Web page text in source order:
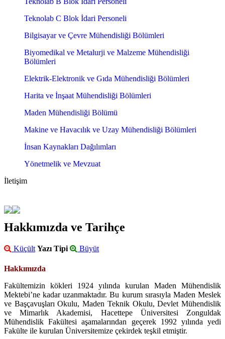
Teknolab C Blok İdari Personeli
Bilgisayar ve Çevre Mühendisliği Bölümleri
Biyomedikal ve Metalurji ve Malzeme Mühendisliği
Bölümleri
Elektrik-Elektronik ve Gıda Mühendisliği Bölümleri
Harita ve İnşaat Mühendisliği Bölümleri
Maden Mühendisliği Bölümü
Makine ve Havacılık ve Uzay Mühendisliği Bölümleri
İnsan Kaynakları Dağılımları
Yönetmelik ve Mevzuat
İletişim
Hakkımızda ve Tarihçe
Küçült Yazı Tipi Büyüt
Hakkımızda
Fakültemizin kökleri 1924 yılında kurulan Maden Mühendislik
Mektebi’ne kadar uzanmaktadır. Bu kurum sırasıyla Maden Meslek
ve Başçavuşları Okulu, Maden Teknik Okulu, Devlet Mühendislik
ve Mimarlık Akademisi, Hacettepe Üniversitesi Zonguldak
Mühendislik Fakültesi aşamalarından geçerek 1992 yılında yedi
Fakülte ile kurulan Üniversitemize çekirdek teşkil etmiştir.